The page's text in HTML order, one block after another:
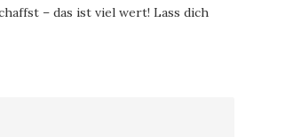
– das ist viel wert! Lass dich